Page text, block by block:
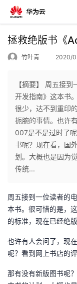
返
个
人
主
页
我
的
开
发
者
拯救绝版书《
竹叶青 2020/
【摘要】 周五接
开发指南》这本书
很少，达不到重印
扼腕的事情。也许
007是不是过时了
书呢？现在看，国
划。大概也是因为
传统...
周五接到一位读者的
本书。很可惜的是，
的标准，现在已经绝
也许有人会问了，现
呢？看到网上书店的评
那有没有新版图书呢